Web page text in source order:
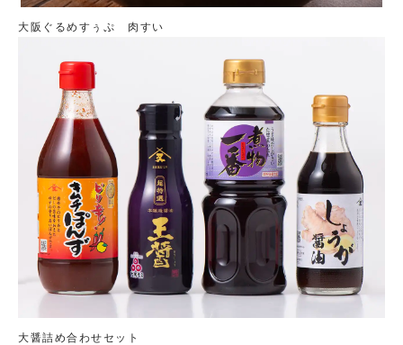
大阪ぐるめすぅぷ 肉すい
大醤詰め合わせセット